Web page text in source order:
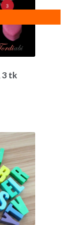
3 tk